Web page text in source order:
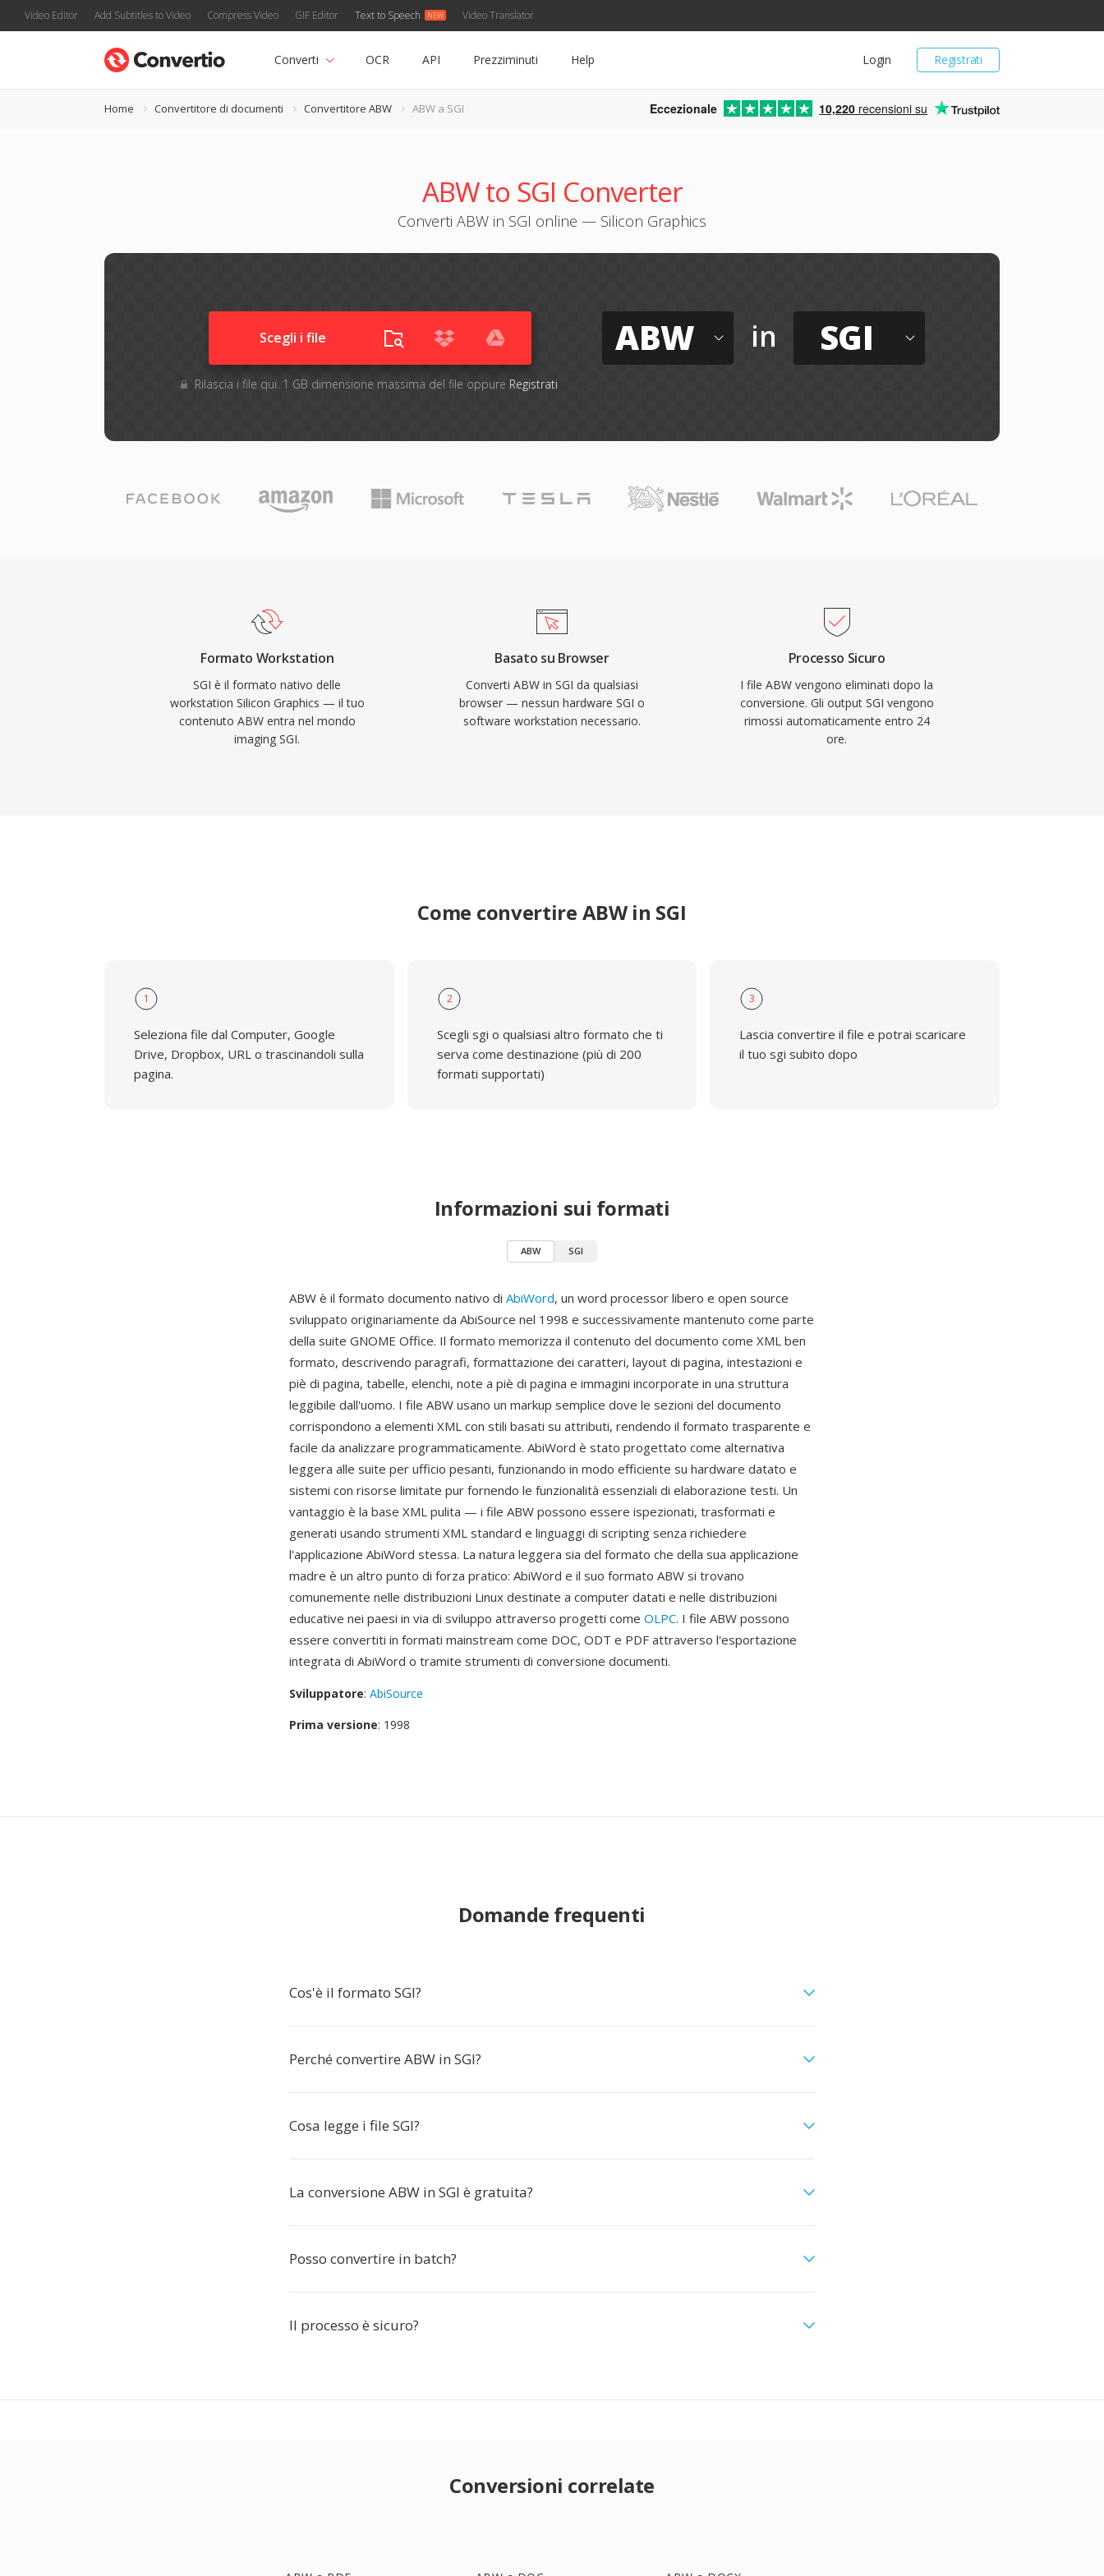
Video Editor Add Subtitles to Video Compress Video GIF Editor Text to Speech Video Translator
Registrati
Login
Converti OCR API Prezziminuti Help
Home Convertitore di documenti Convertitore ABW ABW a SGI Eccezionale 10,220 recensioni su
ABW to SGI Converter
Converti ABW in SGI online — Silicon Graphics
Scegli i file
Rilascia i file qui. 1 GB dimensione massima del file oppure Registrati
ABW in SGI
Formato Workstation
SGI è il formato nativo delle
workstation Silicon Graphics — il tuo
contenuto ABW entra nel mondo
imaging SGI.
Basato su Browser
Converti ABW in SGI da qualsiasi
browser — nessun hardware SGI o
software workstation necessario.
Processo Sicuro
I file ABW vengono eliminati dopo la
conversione. Gli output SGI vengono
rimossi automaticamente entro 24
ore.
Come convertire ABW in SGI
1
Seleziona file dal Computer, Google
Drive, Dropbox, URL o trascinandoli sulla
pagina.
2
Scegli sgi o qualsiasi altro formato che ti
serva come destinazione (più di 200
formati supportati)
3
Lascia convertire il file e potrai scaricare
il tuo sgi subito dopo
Informazioni sui formati
ABW SGI
ABW è il formato documento nativo di AbiWord, un word processor libero e open source
sviluppato originariamente da AbiSource nel 1998 e successivamente mantenuto come parte
della suite GNOME Office. Il formato memorizza il contenuto del documento come XML ben
formato, descrivendo paragrafi, formattazione dei caratteri, layout di pagina, intestazioni e
piè di pagina, tabelle, elenchi, note a piè di pagina e immagini incorporate in una struttura
leggibile dall'uomo. I file ABW usano un markup semplice dove le sezioni del documento
corrispondono a elementi XML con stili basati su attributi, rendendo il formato trasparente e
facile da analizzare programmaticamente. AbiWord è stato progettato come alternativa
leggera alle suite per ufficio pesanti, funzionando in modo efficiente su hardware datato e
sistemi con risorse limitate pur fornendo le funzionalità essenziali di elaborazione testi. Un
vantaggio è la base XML pulita — i file ABW possono essere ispezionati, trasformati e
generati usando strumenti XML standard e linguaggi di scripting senza richiedere
l'applicazione AbiWord stessa. La natura leggera sia del formato che della sua applicazione
madre è un altro punto di forza pratico: AbiWord e il suo formato ABW si trovano
comunemente nelle distribuzioni Linux destinate a computer datati e nelle distribuzioni
educative nei paesi in via di sviluppo attraverso progetti come OLPC. I file ABW possono
essere convertiti in formati mainstream come DOC, ODT e PDF attraverso l'esportazione
integrata di AbiWord o tramite strumenti di conversione documenti.
Sviluppatore: AbiSource
Prima versione: 1998
Domande frequenti
Cos'è il formato SGI?
Perché convertire ABW in SGI?
Cosa legge i file SGI?
La conversione ABW in SGI è gratuita?
Posso convertire in batch?
Il processo è sicuro?
Conversioni correlate